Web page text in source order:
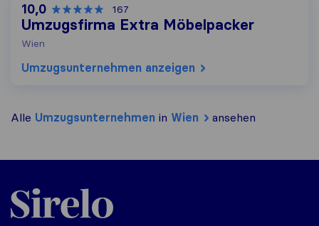
10,0 167
Umzugsfirma Extra Möbelpacker
Wien
Umzugs​unternehmen anzeigen
Alle Umzugs​unternehmen in Wien ansehen
Sirelo.at